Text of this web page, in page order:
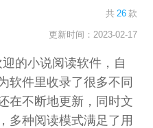
共 26 款
更新时间：2023-02-17
的小说阅读软件，自
软件里收录了很多不同
在不断地更新，同时文
多种阅读模式满足了用